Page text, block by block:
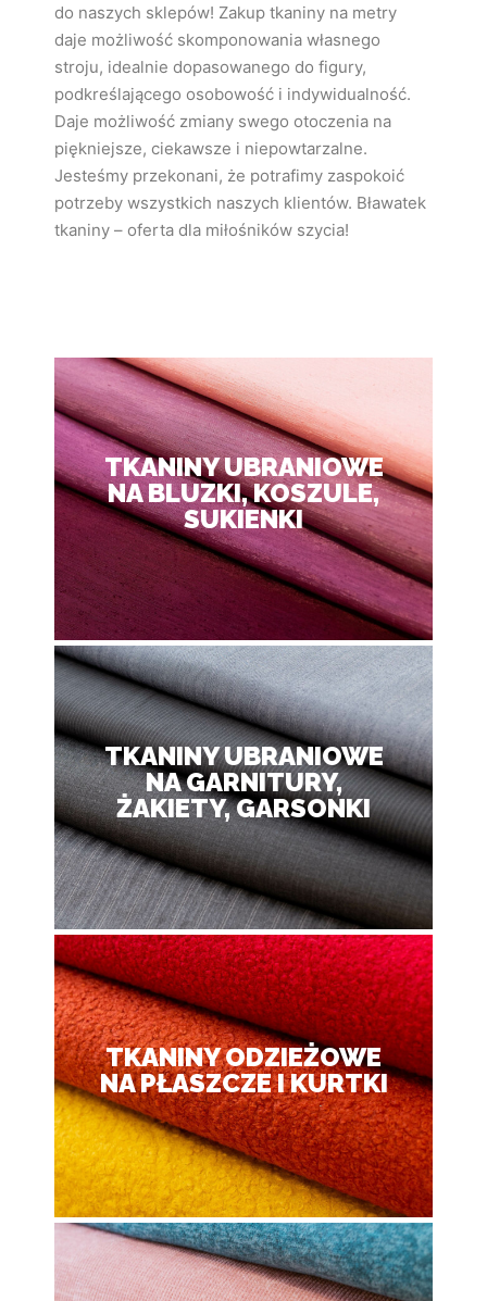
do naszych sklepów! Zakup tkaniny na metry
daje możliwość skomponowania własnego
stroju, idealnie dopasowanego do figury,
podkreślającego osobowość i indywidualność.
Daje możliwość zmiany swego otoczenia na
piękniejsze, ciekawsze i niepowtarzalne.
Jesteśmy przekonani, że potrafimy zaspokoić
potrzeby wszystkich naszych klientów. Bławatek
tkaniny – oferta dla miłośników szycia!
TKANINY UBRANIOWE
NA BLUZKI, KOSZULE,
SUKIENKI
TKANINY UBRANIOWE
NA GARNITURY,
ŻAKIETY, GARSONKI
TKANINY ODZIEŻOWE
NA PŁASZCZE I KURTKI